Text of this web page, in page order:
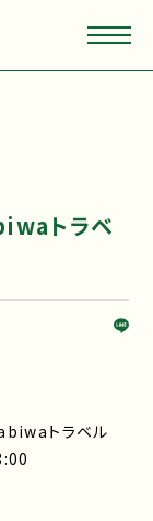
トラベ
トラベル